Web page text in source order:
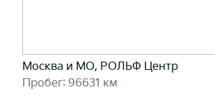
Москва и МО, РОЛЬФ Центр
Пробег: 96631 км